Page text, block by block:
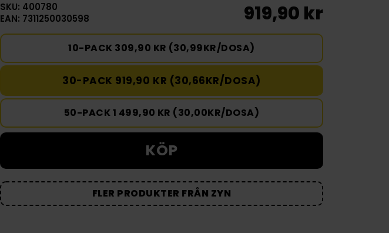
SKU: 400780
EAN: 7311250030598
919,90 kr
10-PACK 309,90 KR (30,99KR/DOSA)
30-PACK 919,90 KR (30,66KR/DOSA)
50-PACK 1 499,90 KR (30,00KR/DOSA)
KÖP
FLER PRODUKTER FRÅN ZYN